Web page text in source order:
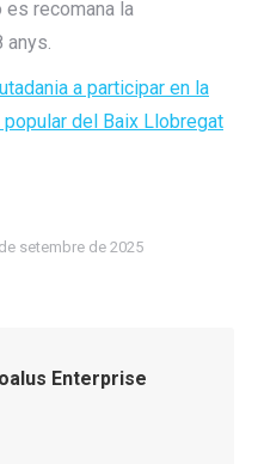
es recomana la
anys.
a participar en la
del Baix Llobregat
setembre de 2025
Enterprise